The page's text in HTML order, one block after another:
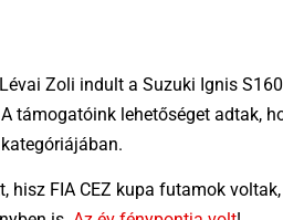
Zoli indult a Suzuki Ignis
támogatóink lehetőséget adtak,
hisz FIA CEZ kupa futamok